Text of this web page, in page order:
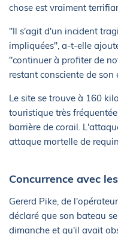
chose est vraiment
"Il s'agit d'un incident
impliquées", a-t-elle
"continuer à profiter de
restant consciente de son
Le site se trouve à 160
touristique très
barrière de corail.
attaque mortelle de
Concurrence avec
Gererd Pike, de
déclaré que son bateau
dimanche et qu'il avait